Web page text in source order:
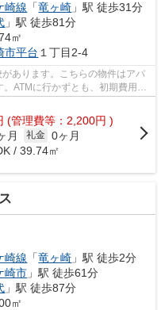
崎線 「竜ヶ崎 」駅 徒歩31分
」駅 徒歩81分
㎡
市平台 １丁目2-4
あります。こちらの物件はアパ
ATMに行かずとも、初期費用や
(管理費等：2,200円 )
月 礼金 0ヶ月
/ 39.74㎡
崎線 「竜ヶ崎 」駅 徒歩2分
崎市 」駅 徒歩61分
」駅 徒歩87分
㎡